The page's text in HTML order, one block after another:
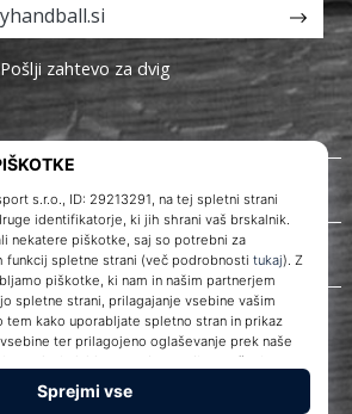
Pošlji zahtevo za dvig